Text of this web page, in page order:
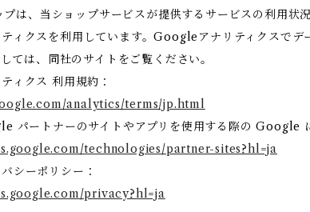
プは、当ショップサービスが提供するサービスの利用
ィクスを利用しています。Googleアナリティクスで
ては、同社のサイトをご覧ください。
ィクス 利用規約：
analytics/terms/jp.html
パートナーのサイトやアプリを使用する際の Google
technologies/partner-sites?hl=ja
シーポリシー：
privacy?hl=ja